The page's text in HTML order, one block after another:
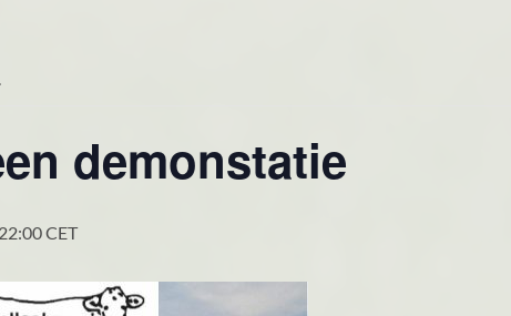
demonstatie
22:00CET